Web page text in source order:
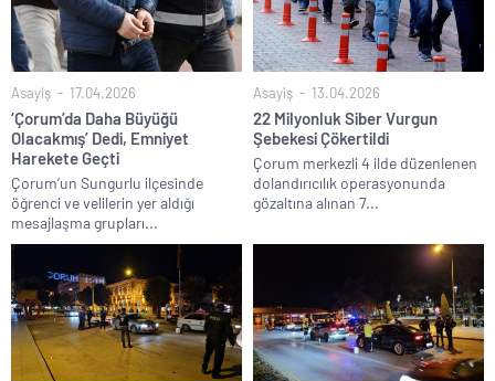
Asayiş 17.04.2026
‘Çorum’da Daha Büyüğü
Olacakmış’ Dedi, Emniyet
Harekete Geçti
Çorum’un Sungurlu ilçesinde
öğrenci ve velilerin yer aldığı
mesajlaşma grupları...
Asayiş 13.04.2026
22 Milyonluk Siber Vurgun
Şebekesi Çökertildi
Çorum merkezli 4 ilde düzenlenen
dolandırıcılık operasyonunda
gözaltına alınan 7...